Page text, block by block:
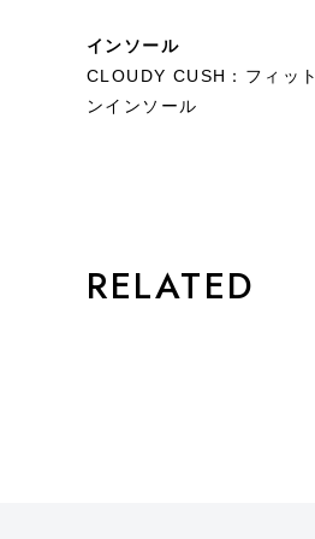
インソール
CLOUDY CUSH：フィッ
ンインソール
RELATED